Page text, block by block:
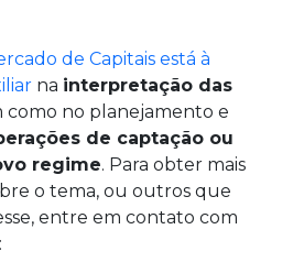
de Capitais está à
na interpretação das
como no planejamento e
de captação ou
regime. Para obter mais
o tema, ou outros que
entre em contato com